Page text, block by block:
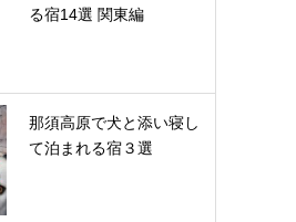
る宿14選 関東編
那須高原で犬と添い寝し
て泊まれる宿３選